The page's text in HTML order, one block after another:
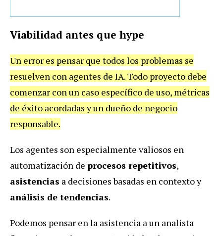
Viabilidad antes que hype
Un error es pensar que todos los problemas se
resuelven con agentes de IA. Todo proyecto debe
comenzar con un caso específico de uso, métricas
de éxito acordadas y un dueño de negocio
responsable.
Los agentes son especialmente valiosos en
automatización de procesos repetitivos,
asistencias a decisiones basadas en contexto y
análisis de tendencias.
Podemos pensar en la asistencia a un analista